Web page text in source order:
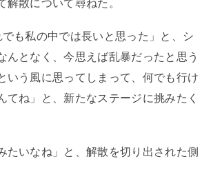
散について尋ねた。
も私の中では長いと思った」と、シ
となく、今思えば乱暴だったと思う
いう風に思ってしまって、何でも行け
ね」と、新たなステージに挑みたく
いなね」と、解散を切り出された側